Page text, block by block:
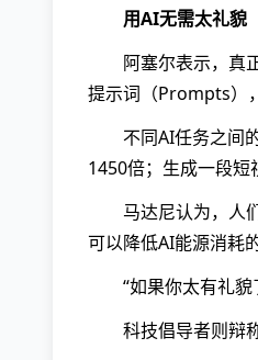
用AI无需太礼貌
阿塞尔表示，真
提示词（Prompts）
不同AI任务之间
1450倍；生成一段短
马达尼认为，人
可以降低AI能源消耗
“如果你太有礼
科技倡导者则辩